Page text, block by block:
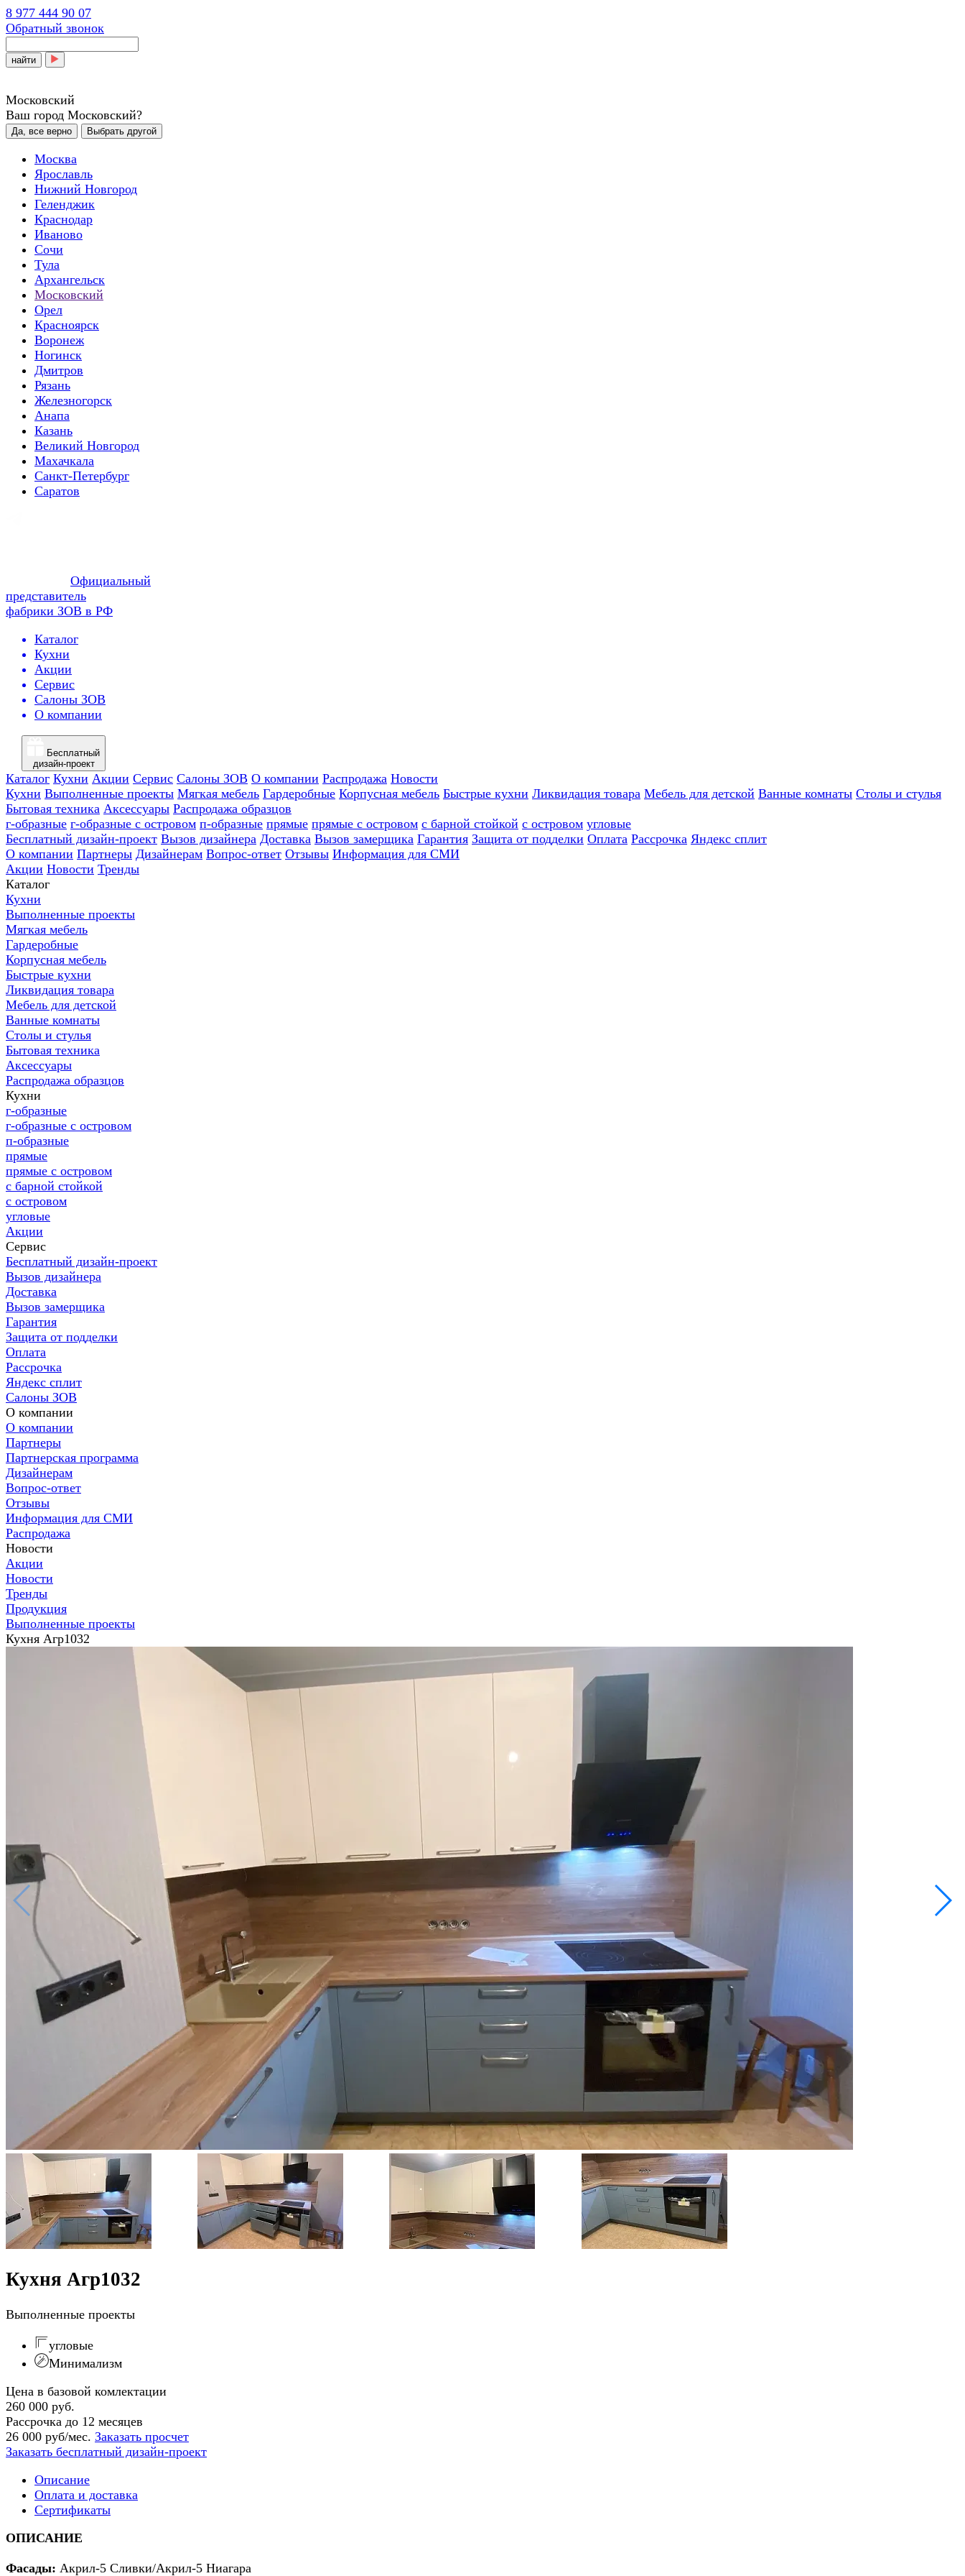
8 977 444 90 07
Обратный звонок
найти
Московский
Ваш город Московский?
Да, все верно Выбрать другой
Москва
Ярославль
Нижний Новгород
Геленджик
Краснодар
Иваново
Сочи
Тула
Архангельск
Московский
Орел
Красноярск
Воронеж
Ногинск
Дмитров
Рязань
Железногорск
Анапа
Казань
Великий Новгород
Махачкала
Санкт-Петербург
Саратов
Официальный
представитель
фабрики ЗОВ в РФ
Каталог
Кухни
Акции
Сервис
Салоны ЗОВ
О компании
Бесплатный
дизайн-проект
Каталог Кухни Акции Сервис Салоны ЗОВ О компании Распродажа Новости
Кухни Выполненные проекты Мягкая мебель Гардеробные Корпусная мебель Быстрые кухни Ликвидация товара Мебель для детской Ванные комнаты Столы и стулья
Бытовая техника Аксессуары Распродажа образцов
г-образные г-образные с островом п-образные прямые прямые с островом с барной стойкой с островом угловые
Бесплатный дизайн-проект Вызов дизайнера Доставка Вызов замерщика Гарантия Защита от подделки Оплата Рассрочка Яндекс сплит
О компании Партнеры Дизайнерам Вопрос-ответ Отзывы Информация для СМИ
Акции Новости Тренды
Каталог
Кухни
Выполненные проекты
Мягкая мебель
Гардеробные
Корпусная мебель
Быстрые кухни
Ликвидация товара
Мебель для детской
Ванные комнаты
Столы и стулья
Бытовая техника
Аксессуары
Распродажа образцов
Кухни
г-образные
г-образные с островом
п-образные
прямые
прямые с островом
с барной стойкой
с островом
угловые
Акции
Сервис
Бесплатный дизайн-проект
Вызов дизайнера
Доставка
Вызов замерщика
Гарантия
Защита от подделки
Оплата
Рассрочка
Яндекс сплит
Салоны ЗОВ
О компании
О компании
Партнеры
Партнерская программа
Дизайнерам
Вопрос-ответ
Отзывы
Информация для СМИ
Распродажа
Новости
Акции
Новости
Тренды
Продукция
Выполненные проекты
Кухня Агр1032
Кухня Агр1032
Выполненные проекты
угловые
Минимализм
Цена в базовой комлектации
260 000 руб.
Рассрочка до 12 месяцев
26 000 руб/мес. Заказать просчет
Заказать бесплатный дизайн-проект
Описание
Оплата и доставка
Сертификаты
ОПИСАНИЕ
Фасады: Акрил-5 Сливки/Акрил-5 Ниагара